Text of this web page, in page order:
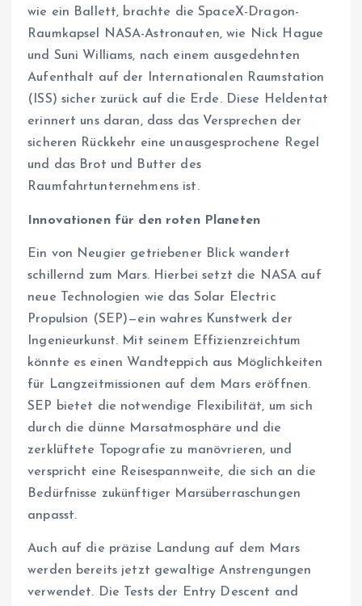
wie ein Ballett, brachte die SpaceX-Dragon-
Raumkapsel NASA-Astronauten, wie Nick Hague
und Suni Williams, nach einem ausgedehnten
Aufenthalt auf der Internationalen Raumstation
(ISS) sicher zurück auf die Erde. Diese Heldentat
erinnert uns daran, dass das Versprechen der
sicheren Rückkehr eine unausgesprochene Regel
und das Brot und Butter des
Raumfahrtunternehmens ist.
Innovationen für den roten Planeten
Ein von Neugier getriebener Blick wandert
schillernd zum Mars. Hierbei setzt die NASA auf
neue Technologien wie das Solar Electric
Propulsion (SEP)—ein wahres Kunstwerk der
Ingenieurkunst. Mit seinem Effizienzreichtum
könnte es einen Wandteppich aus Möglichkeiten
für Langzeitmissionen auf dem Mars eröffnen.
SEP bietet die notwendige Flexibilität, um sich
durch die dünne Marsatmosphäre und die
zerklüftete Topografie zu manövrieren, und
verspricht eine Reisespannweite, die sich an die
Bedürfnisse zukünftiger Marsüberraschungen
anpasst.
Auch auf die präzise Landung auf dem Mars
werden bereits jetzt gewaltige Anstrengungen
verwendet. Die Tests der Entry Descent and